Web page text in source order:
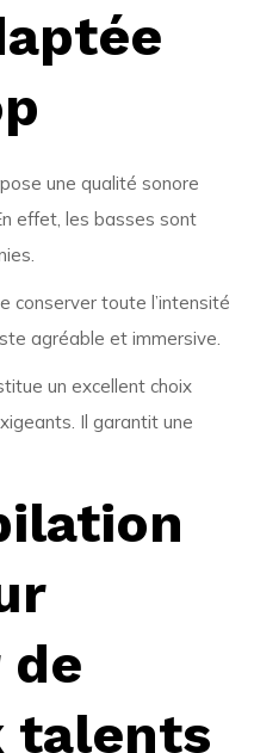
une qualité sonore
effet, les basses sont
conserver toute l’intensité
agréable et immersive.
un excellent choix
Il garantit une
talents